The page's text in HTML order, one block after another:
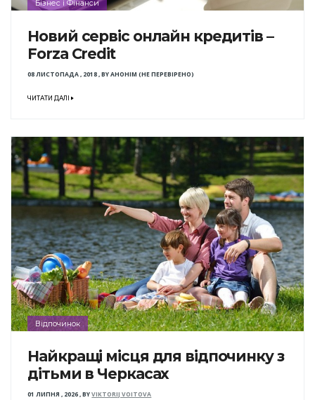
Бізнес і Фінанси
Новий сервіс онлайн кредитів –
Forza Credit
08 ЛИСТОПАДА , 2018,BYАНОНІМ (НЕ ПЕРЕВІРЕНО)
ЧИТАТИ ДАЛІ
Відпочинок
Найкращі місця для відпочинку з
дітьми в Черкасах
01 ЛИПНЯ , 2026,BYVIKTORIJ VOITOVA